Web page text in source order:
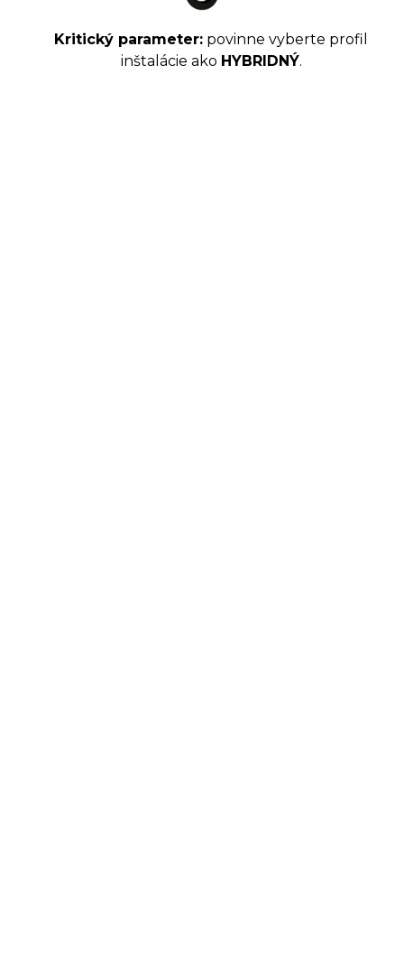
Kritický parameter: povinne vyberte profil
inštalácie ako HYBRIDNÝ.